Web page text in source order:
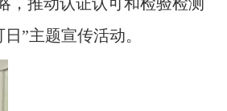
”主题宣传活动。